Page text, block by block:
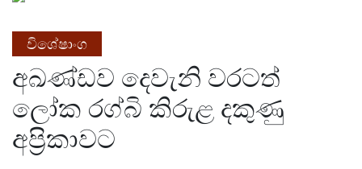
විශේෂාංග
අඛණ්ඩව දෙවැනි වරටත්
ලෝක රග්බි කිරුළ දකුණු
අප්‍රිකාවට​